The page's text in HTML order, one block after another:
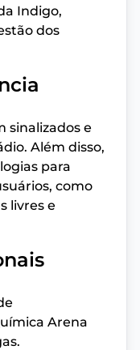
Indigo,
dos
sinalizados e
Além disso,
para
como
livres e
Arena